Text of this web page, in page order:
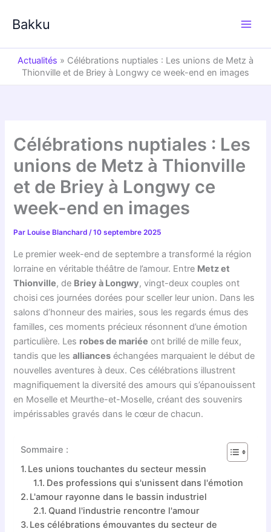
Bakku
Actualités » Célébrations nuptiales : Les unions de Metz à
Thionville et de Briey à Longwy ce week-end en images
Célébrations nuptiales : Les
unions de Metz à Thionville
et de Briey à Longwy ce
week-end en images
Par Louise Blanchard/10 septembre 2025
Le premier week-end de septembre a transformé la région
lorraine en véritable théâtre de l’amour. Entre Metz et
Thionville, de Briey à Longwy, vingt-deux couples ont
choisi ces journées dorées pour sceller leur union. Dans les
salons d’honneur des mairies, sous les regards émus des
familles, ces moments précieux résonnent d’une émotion
particulière. Les robes de mariée ont brillé de mille feux,
tandis que lesalliances échangées marquaient le début de
nouvelles aventures à deux. Ces célébrations illustrent
magnifiquement la diversité des amours qui s’épanouissent
en Moselle et Meurthe-et-Moselle, créant des souvenirs
impérissables gravés dans le cœur de chacun.
Sommaire :
Les unions touchantes du secteur messin
Des professions qui s'unissent dans l'émotion
L'amour rayonne dans le bassin industriel
Quand l'industrie rencontre l'amour
Les célébrations émouvantes du secteur de